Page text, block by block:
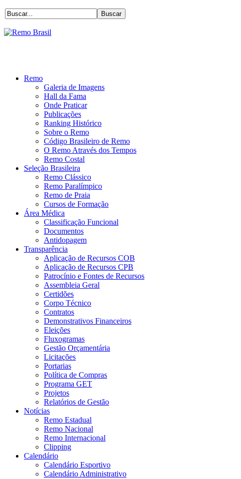
Remo
Galeria de Imagens
Hall da Fama
Onde Praticar
Publicações
Ranking Histórico
Sobre o Remo
Código Brasileiro de Remo
O Remo Através dos Tempos
Remo Costal
Seleção Brasileira
Remo Clássico
Remo Paralímpico
Remo de Praia
Cursos de Formação
Área Médica
Classificação Funcional
Documentos
Antidopagem
Transparência
Aplicação de Recursos COB
Aplicação de Recursos CPB
Patrocínio e Fontes de Recursos
Assembleia Geral
Certidões
Corpo Técnico
Contratos
Demonstrativos Financeiros
Eleições
Fluxogramas
Gestão Orçamentária
Licitações
Portarias
Política de Compras
Programa GET
Projetos
Relatórios de Gestão
Notícias
Remo Estadual
Remo Nacional
Remo Internacional
Clipping
Calendário
Calendário Esportivo
Calendário Administrativo